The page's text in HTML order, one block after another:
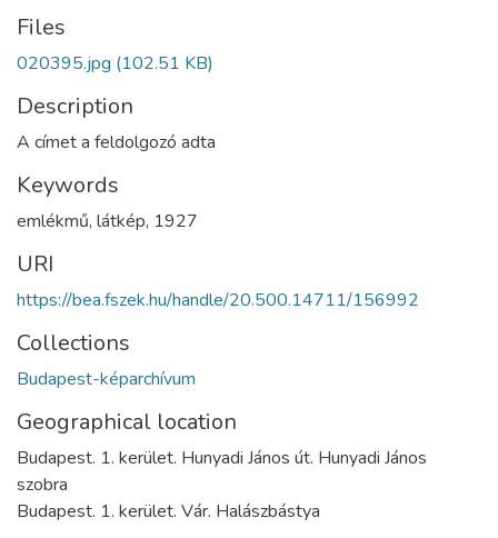
Files
020395.jpg (102.51 KB)
Description
A címet a feldolgozó adta
Keywords
emlékmű, látkép, 1927
URI
https://bea.fszek.hu/handle/20.500.14711/156992
Collections
Budapest-képarchívum
Geographical location
Budapest. 1. kerület. Hunyadi János út. Hunyadi János
szobra
Budapest. 1. kerület. Vár. Halászbástya